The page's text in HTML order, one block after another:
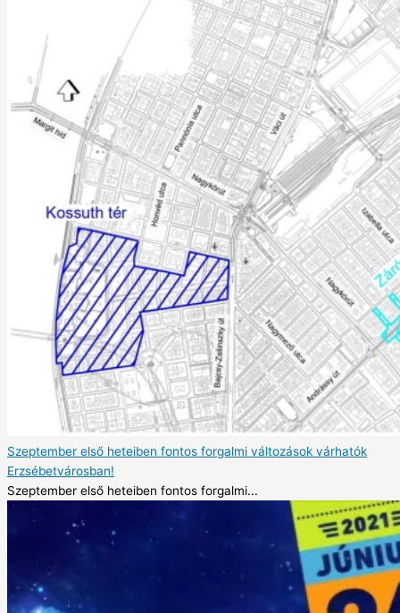
Szeptember első heteiben fontos forgalmi változások várhatók
Erzsébetvárosban!
Szeptember első heteiben fontos forgalmi...